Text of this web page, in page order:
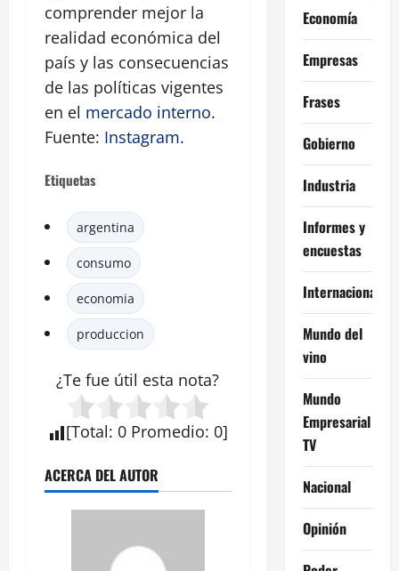
comprender mejor la
realidad económica del
país y las consecuencias
de las políticas vigentes
en el mercado interno.
Fuente: Instagram.
Etiquetas
argentina
consumo
economia
produccion
¿Te fue útil esta nota?
[Total: 0 Promedio: 0]
ACERCA DEL AUTOR
Economía
Empresas
Frases
Gobierno
Industria
Informes y
encuestas
Internacional
Mundo del
vino
Mundo
Empresarial
TV
Nacional
Opinión